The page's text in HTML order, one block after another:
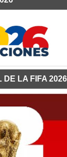
DE LA FIFA 2026